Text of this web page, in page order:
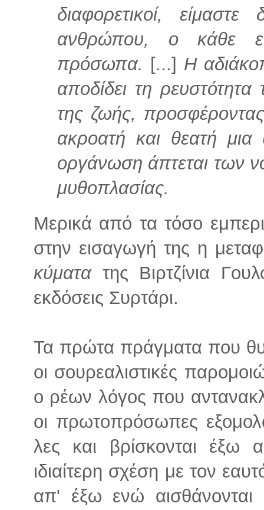
διαφορετικοί, είμαστε
ανθρώπου, ο κάθε
πρόσωπα. [...] Η
αποδίδει τη
της ζωής,
ακροατή και θεατή μια
οργάνωση άπτεται των
μυθοπλασίας.
Μερικά από τα τόσο
στην εισαγωγή της η
κύματα της Βιρτζίνια
εκδόσεις Συρτάρι.
Τα πρώτα πράγματα που
οι σουρεαλιστικές
ο ρέων λόγος που
οι πρωτοπρόσωπες
λες και βρίσκονται
ιδιαίτερη σχέση με τον
απ' έξω ενώ